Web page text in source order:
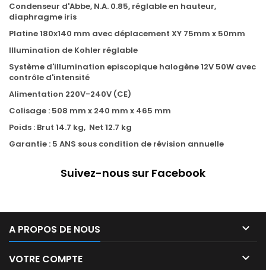
Condenseur d'Abbe, N.A. 0.85, réglable en hauteur,
diaphragme iris
Platine 180x140 mm avec déplacement XY 75mm x 50mm
Illumination de Kohler réglable
Système d'illumination episcopique halogène 12V 50W avec
contrôle d'intensité
Alimentation 220V-240V (CE)
Colisage : 508 mm x 240 mm x 465 mm
Poids : Brut 14.7 kg, Net 12.7 kg
Garantie : 5 ANS sous condition de révision annuelle
Suivez-nous sur Facebook
A PROPOS DE NOUS 
VOTRE COMPTE 